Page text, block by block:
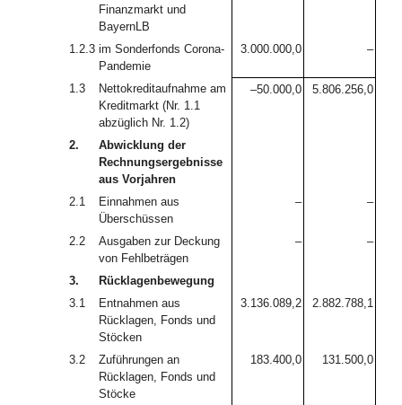
Finanzmarkt und
BayernLB
1.2.3 im Sonderfonds Corona-
Pandemie
3.000.000,0 –
1.3
Nettokreditaufnahme am
Kreditmarkt (Nr. 1.1
abzüglich Nr. 1.2)
–50.000,0 5.806.256,0
2.
Abwicklung der
Rechnungsergebnisse
aus Vorjahren
2.1
Einnahmen aus
Überschüssen
– –
2.2
Ausgaben zur Deckung
von Fehlbeträgen
– –
3.
Rücklagenbewegung
3.1
Entnahmen aus
Rücklagen, Fonds und
Stöcken
3.136.089,2 2.882.788,1
3.2
Zuführungen an
Rücklagen, Fonds und
Stöcke
183.400,0 131.500,0